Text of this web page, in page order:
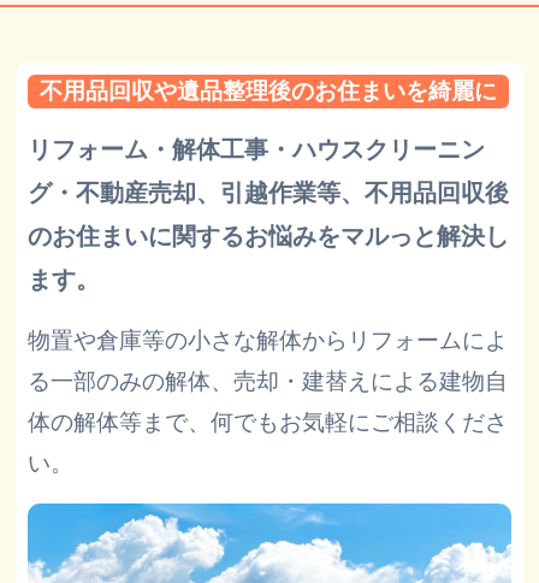
不用品回収や遺品整理後のお住まいを綺麗に
リフォーム・解体工事・ハウスクリーニン
グ・不動産売却、引越作業等、不用品回収後
のお住まいに関するお悩みをマルっと解決し
ます。
物置や倉庫等の小さな解体からリフォームによ
る一部のみの解体、売却・建替えによる建物自
体の解体等まで、何でもお気軽にご相談くださ
い。